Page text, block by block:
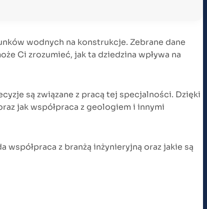
wodnych na konstrukcje. Zebrane dane
Ci zrozumieć, jak ta dziedzina wpływa na
są związane z pracą tej specjalności. Dzięki
jak współpraca z geologiem i innymi
z branżą inżynieryjną oraz jakie są